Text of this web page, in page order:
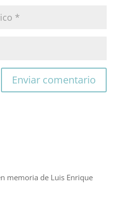
memoria de Luis Enrique